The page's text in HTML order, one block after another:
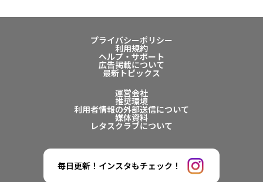
プライバシーポリシー
利用規約
ヘルプ・サポート
広告掲載について
最新トピックス
運営会社
推奨環境
利用者情報の外部送信について
媒体資料
レタスクラブについて
毎日更新！インスタもチェック！